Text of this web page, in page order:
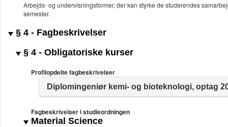
Arbejds- og undervisningsformer, der kan styrke de studerendes
semester.
§ 4 - Fagbeskrivelser
§ 4 - Obligatoriske kurser
Profilopdelte fagbeskrivelser
Diplomingeniør kemi- og bioteknologi, optag
Fagbeskrivelser i studieordningen
Material Science